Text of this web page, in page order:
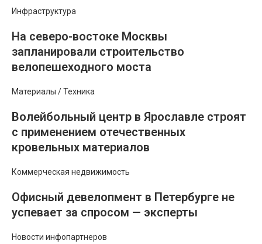
Инфраструктура
На северо-востоке Москвы
запланировали строительство
велопешеходного моста
Материалы / Техника
Волейбольный центр в Ярославле строят
с применением отечественных
кровельных материалов
Коммерческая недвижимость
Офисный девелопмент в Петербурге не
успевает за спросом — эксперты
Новости инфопартнеров